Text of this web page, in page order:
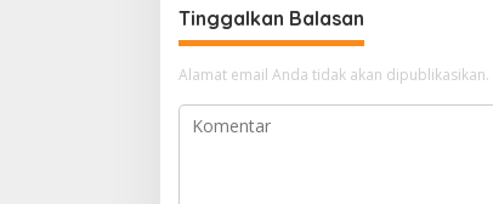
g
a
s
i
Tinggalkan Balasan
Alamat email Anda tidak akan dipublikasikan.